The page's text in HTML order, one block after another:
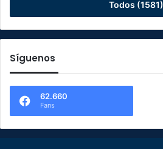
Todos (1581)
Síguenos
62.660
Fans